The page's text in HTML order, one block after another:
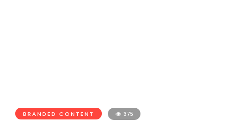
BRANDED CONTENT 375